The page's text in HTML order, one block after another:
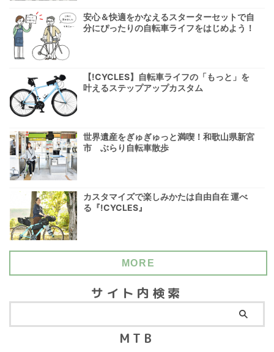
安心＆快適をかなえるスターターセットで自
分にぴったりの自転車ライフをはじめよう！
【!CYCLES】自転車ライフの「もっと」を
叶えるステップアップカスタム
世界遺産をぎゅぎゅっと満喫！和歌山県新宮
市 ぶらり自転車散歩
カスタマイズで楽しみかたは自由自在 運べ
る『!CYCLES』
MORE
サイト内検索
MTB